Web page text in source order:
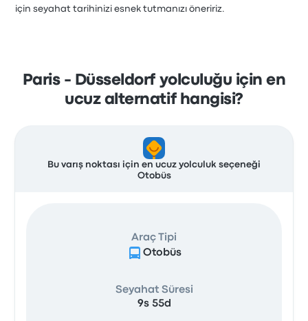
için seyahat tarihinizi esnek tutmanızı öneririz.
Paris - Düsseldorf yolculuğu için en
ucuz alternatif hangisi?
Bu varış noktası için en ucuz yolculuk seçeneği
Otobüs
Araç Tipi
Otobüs
Seyahat Süresi
9s 55d